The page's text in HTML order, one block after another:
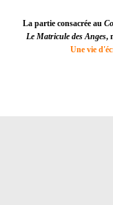
La partie consacrée au
Le Matricule des Anges,
Une vie